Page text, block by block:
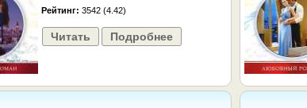
Рейтинг: 3542 (4.42)
Читать Подробнее